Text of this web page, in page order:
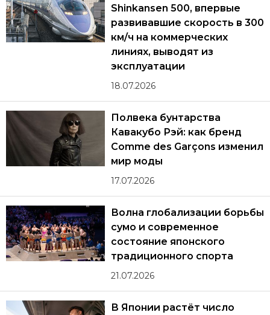
Shinkansen 500, впервые
развивавшие скорость в 300
км/ч на коммерческих
линиях, выводят из
эксплуатации
18.07.2026
Полвека бунтарства
Кавакубо Рэй: как бренд
Comme des Garçons изменил
мир моды
17.07.2026
Волна глобализации борьбы
сумо и современное
состояние японского
традиционного спорта
21.07.2026
В Японии растёт число